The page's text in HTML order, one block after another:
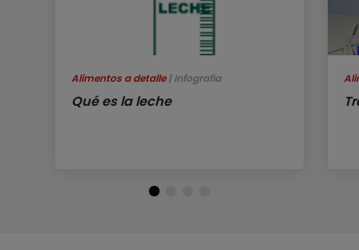
Alimentos a detalle Infografía
Qué es la leche